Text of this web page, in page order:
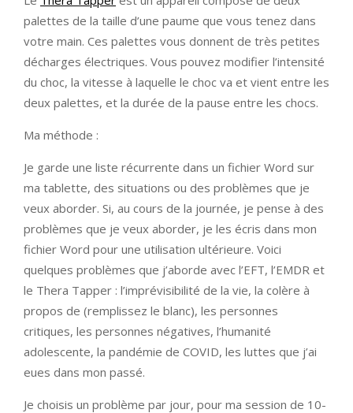
palettes de la taille d’une paume que vous tenez dans
votre main. Ces palettes vous donnent de très petites
décharges électriques. Vous pouvez modifier l’intensité
du choc, la vitesse à laquelle le choc va et vient entre les
deux palettes, et la durée de la pause entre les chocs.
Ma méthode :
Je garde une liste récurrente dans un fichier Word sur
ma tablette, des situations ou des problèmes que je
veux aborder. Si, au cours de la journée, je pense à des
problèmes que je veux aborder, je les écris dans mon
fichier Word pour une utilisation ultérieure. Voici
quelques problèmes que j’aborde avec l’EFT, l’EMDR et
le Thera Tapper : l’imprévisibilité de la vie, la colère à
propos de (remplissez le blanc), les personnes
critiques, les personnes négatives, l’humanité
adolescente, la pandémie de COVID, les luttes que j’ai
eues dans mon passé.
Je choisis un problème par jour, pour ma session de 10-